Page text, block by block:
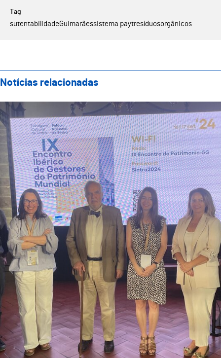
sutentabilidadeGuimarãessistema paytresíduosorgânicos
Notícias relacionadas
Guimarães Representada no IX Encontro Ibérico de